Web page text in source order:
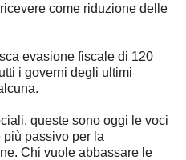
come riduzione delle
evasione fiscale di 120
i governi degli ultimi
queste sono oggi le voci
passivo per la
Chi vuole abbassare le